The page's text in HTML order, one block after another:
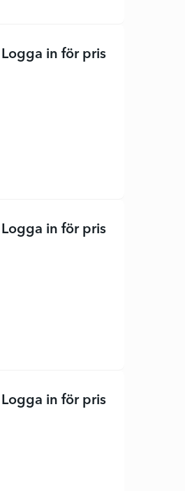
Logga in för pris
Logga in för pris
Logga in för pris